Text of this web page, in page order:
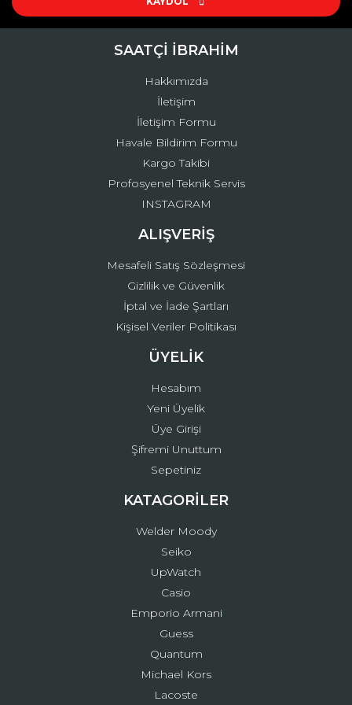
Ürün fiyatı diğer sitelerden daha pahalı.
Gönder
SAATÇİ İBRAHİM
Hakkımızda
İletişim
İletişim Formu
Havale Bildirim Formu
Kargo Takibi
Profosyenel Teknik Servis
INSTAGRAM
ALIŞVERİŞ
Mesafeli Satış Sözleşmesi
Gizlilik ve Güvenlik
İptal ve İade Şartları
Kişisel Veriler Politikası
ÜYELİK
Hesabım
Yeni Üyelik
Üye Girişi
Şifremi Unuttum
Sepetiniz
KATAGORİLER
Welder Moody
Seiko
UpWatch
Casio
Emporio Armani
Guess
Quantum
Michael Kors
Lacoste